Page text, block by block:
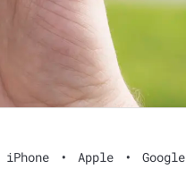
iPhone • Apple • Google